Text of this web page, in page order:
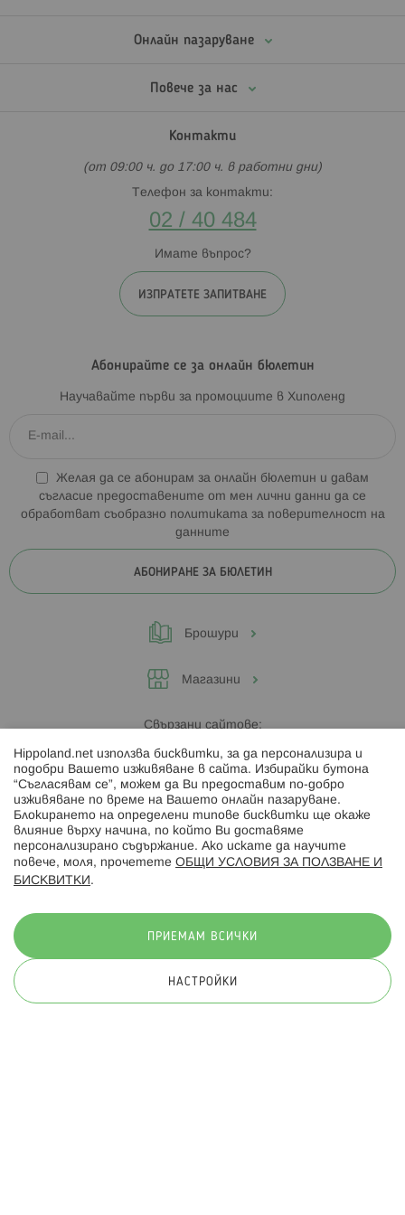
Онлайн пазаруване
Повече за нас
Контакти
(от 09:00 ч. до 17:00 ч. в работни дни)
Телефон за контакти:
02 / 40 484
Имате въпрос?
ИЗПРАТЕТЕ ЗАПИТВАНЕ
Абонирайте се за онлайн бюлетин
Научавайте първи за промоциите в Хиполенд
Желая да се абонирам за онлайн бюлетин и давам
съгласие предоставените от мен лични данни да се
обработват съобразно политиката за поверителност на
данните
АБОНИРАНЕ ЗА БЮЛЕТИН
Брошури
Магазини
Свързани сайтове:
Hippoland.ro
Последвайте ни:
© 2026 Hippoland.net. Всички права запазени
Hippoland.net използва бисквитки, за да персонализира и
подобри Вашето изживяване в сайта. Избирайки бутона
“Съгласявам се”, можем да Ви предоставим по-добро
изживяване по време на Вашето онлайн пазаруване.
Блокирането на определени типове бисквитки ще окаже
влияние върху начина, по който Ви доставяме
персонализирано съдържание. Ако искате да научите
повече, моля, прочетете ОБЩИ УСЛОВИЯ ЗА ПОЛЗВАНЕ И
БИСКВИТКИ .
ПРИЕМАМ ВСИЧКИ
НАСТРОЙКИ